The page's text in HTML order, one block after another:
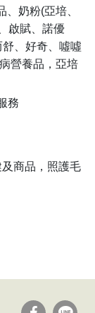
奶粉(亞培、
啟賦、諾優
、好奇、噓噓
營養品，亞培
務
商品，照護毛